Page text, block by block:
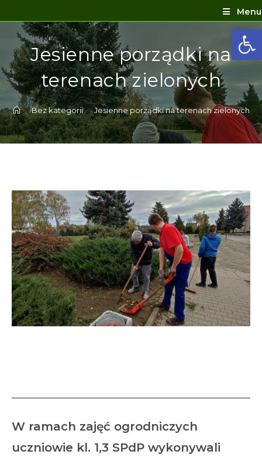
Menu
Jesienne porządki na
terenach zielonych
> Bez kategorii > Jesienne porządki na terenach zielonych
W ramach zajęć ogrodniczych
uczniowie kl. 1,3 SPdP wykonywali